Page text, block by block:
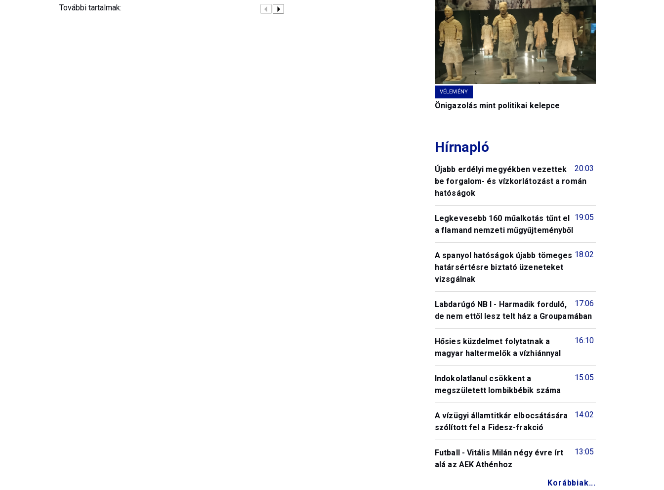
További tartalmak:
VÉLEMÉNY
Önigazolás mint politikai kelepce
Hírnapló
20:03
Újabb erdélyi megyékben vezettek
be forgalom- és vízkorlátozást a román
hatóságok
19:05
Legkevesebb 160 műalkotás tűnt el
a flamand nemzeti műgyűjteményből
18:02
A spanyol hatóságok újabb tömeges
határsértésre biztató üzeneteket
vizsgálnak
17:06
Labdarúgó NB I - Harmadik forduló,
de nem ettől lesz telt ház a Groupamában
16:10
Hősies küzdelmet folytatnak a
magyar haltermelők a vízhiánnyal
15:05
Indokolatlanul csökkent a
megszületett lombikbébik száma
14:02
A vízügyi államtitkár elbocsátására
szólított fel a Fidesz-frakció
13:05
Futball - Vitális Milán négy évre írt
alá az AEK Athénhoz
Korábbiak...